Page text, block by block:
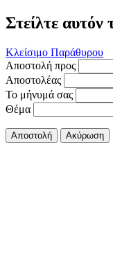
Στείλτε αυτόν
Κλείσιμο Παράθυρου
Αποστολή προς
Αποστολέας
Το μήνυμά σας
Θέμα
Αποστολή Ακύρωση